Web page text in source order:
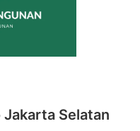
Jakarta Selatan